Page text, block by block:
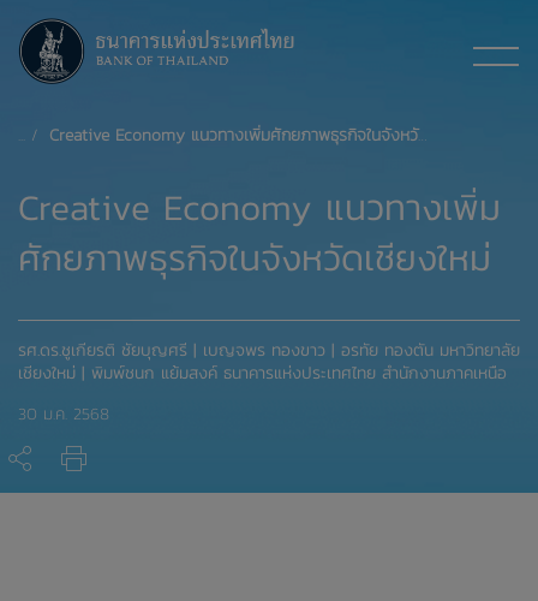
Creative Economy แนวทางเพิ่มศักยภาพธุรกิจในจังหวัดเชียงใหม่
Creative Economy แนวทางเพิ่ม
ศักยภาพธุรกิจในจังหวัดเชียงใหม่
รศ.ดร.ชูเกียรติ ชัยบุญศรี | เบญจพร ทองขาว | อรทัย ทองตัน มหาวิทยาลัย
เชียงใหม่ | พิมพ์ชนก แย้มสงค์ ธนาคารแห่งประเทศไทย สำนักงานภาคเหนือ
30 ม.ค. 2568